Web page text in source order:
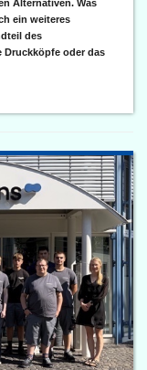
Alternativen. Was
ein weiteres
des
Druckköpfe oder das